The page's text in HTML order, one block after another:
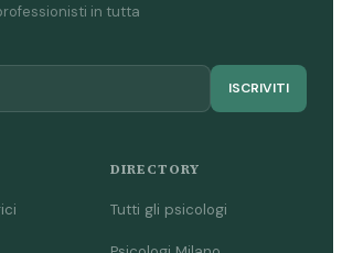
in tutta
ISCRIVITI
DIRECTORY
Tutti gli psicologi